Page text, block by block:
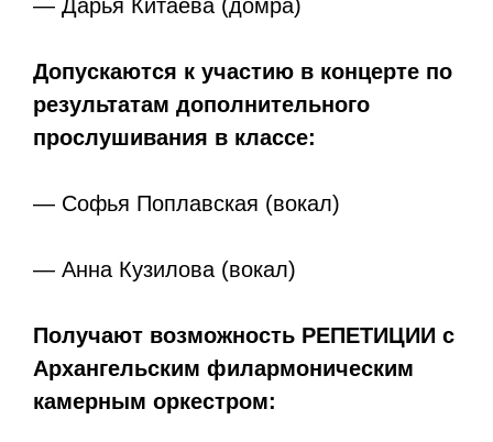
— Дарья Китаева (домра)
Допускаются к участию в концерте по
результатам дополнительного
прослушивания в классе:
— Софья Поплавская (вокал)
— Анна Кузилова (вокал)
Получают возможность РЕПЕТИЦИИ с
Архангельским филармоническим
камерным оркестром: